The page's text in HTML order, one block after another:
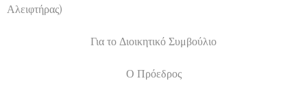
Αλειφτήρας)
Για το Διοικητικό Συμβούλιο
Ο Πρόεδρος